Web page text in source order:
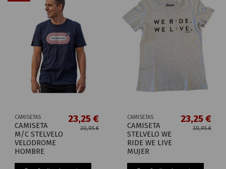
CAMISETAS
CAMISETA
M/C STELVELO
VELODROME
HOMBRE
23,25 €
30,95 €
CAMISETAS
CAMISETA
STELVELO WE
RIDE WE LIVE
MUJER
23,25 €
30,95 €